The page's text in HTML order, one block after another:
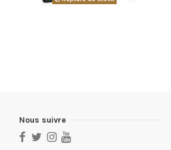
Nous suivre